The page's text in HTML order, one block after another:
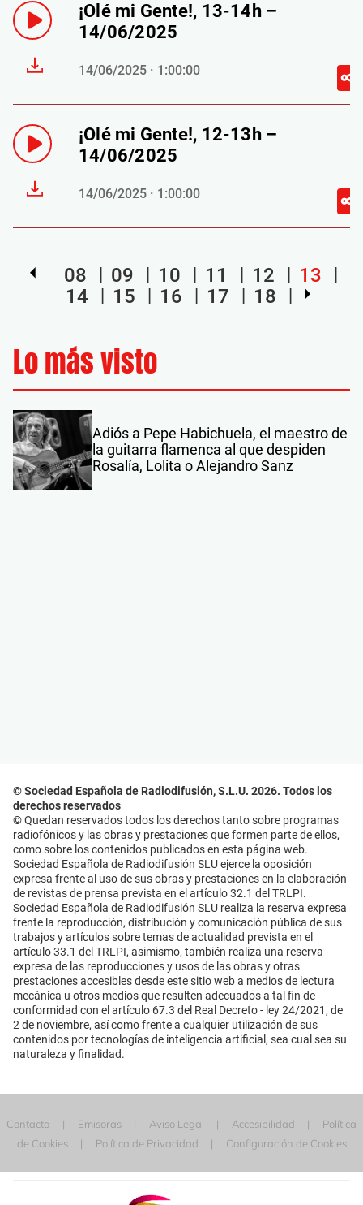
¡Olé mi Gente!, 13-14h –
14/06/2025
14/06/2025 · 1:00:00
¡Olé mi Gente!, 12-13h –
14/06/2025
14/06/2025 · 1:00:00
08 09 10 11 12
13
14
15 16 17 18
Lo más visto
Adiós a Pepe Habichuela, el maestro de
la guitarra flamenca al que despiden
Rosalía, Lolita o Alejandro Sanz
© Sociedad Española de Radiodifusión, S.L.U. 2026. Todos los
derechos reservados
© Quedan reservados todos los derechos tanto sobre programas
radiofónicos y las obras y prestaciones que formen parte de ellos,
como sobre los contenidos publicados en esta página web.
Sociedad Española de Radiodifusión SLU ejerce la oposición
expresa frente al uso de sus obras y prestaciones en la elaboración
de revistas de prensa prevista en el artículo 32.1 del TRLPI.
Sociedad Española de Radiodifusión SLU realiza la reserva expresa
frente la reproducción, distribución y comunicación pública de sus
trabajos y artículos sobre temas de actualidad prevista en el
artículo 33.1 del TRLPI, asimismo, también realiza una reserva
expresa de las reproducciones y usos de las obras y otras
prestaciones accesibles desde este sitio web a medios de lectura
mecánica u otros medios que resulten adecuados a tal fin de
conformidad con el artículo 67.3 del Real Decreto - ley 24/2021, de
2 de noviembre, así como frente a cualquier utilización de sus
contenidos por tecnologías de inteligencia artificial, sea cual sea su
naturaleza y finalidad.
Contacta Emisoras Aviso Legal Accesibilidad
Política
de Cookies
Política de Privacidad Configuración de Cookies